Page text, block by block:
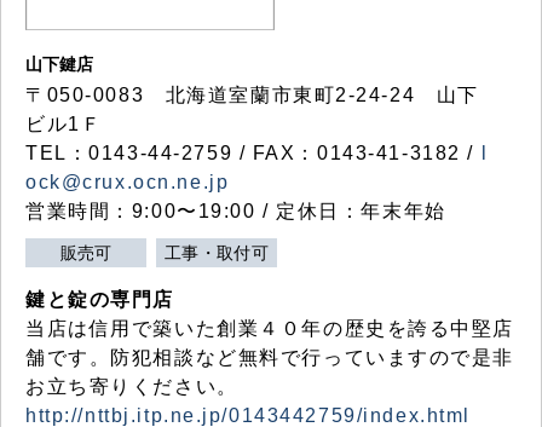
山下鍵店
〒050-0083 北海道室蘭市東町2-24-24 山下
ビル1Ｆ
TEL：0143-44-2759 / FAX：0143-41-3182 /
ock@crux.ocn.ne.jp
営業時間：9:00〜19:00 / 定休日：年末年始
販売可 工事・取付可
鍵と錠の専門店
当店は信用で築いた創業４０年の歴史を誇る中堅店
舗です。防犯相談など無料で行っていますので是非
お立ち寄りください。
http://nttbj.itp.ne.jp/0143442759/index.html